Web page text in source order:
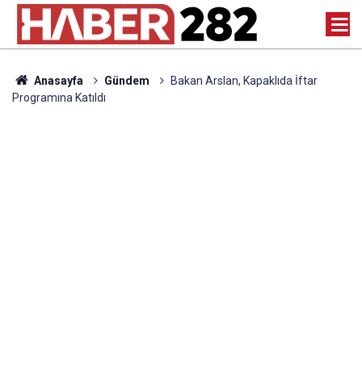
Anasayfa Gündem
Bakan Arslan, Kapaklıda İftar
Programına Katıldı